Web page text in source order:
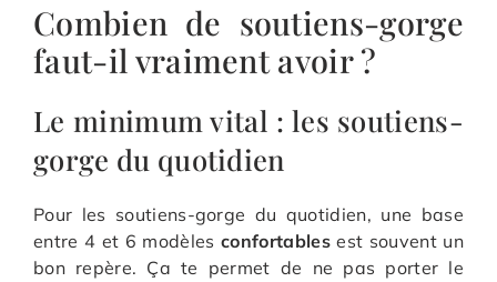
Combien de soutiens-gorge
faut-il vraiment avoir ?
Le minimum vital : les soutiens-
gorge du quotidien
Pour les soutiens-gorge du quotidien, une base
entre 4 et 6 modèlesconfortablesest souvent un
bon repère. Ça te permet de ne pas porter le